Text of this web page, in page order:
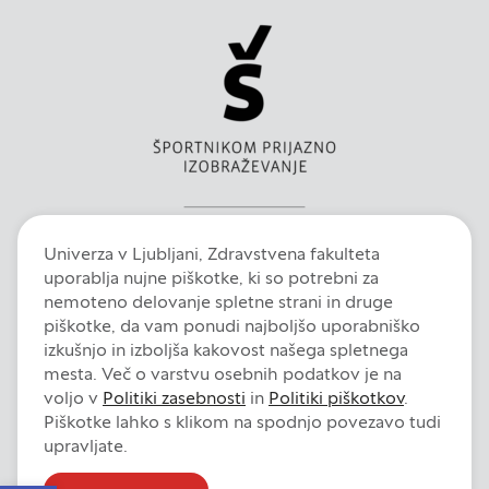
Intranet Dokumentni sistem
Univerza v Ljubljani, Zdravstvena fakulteta
uporablja nujne piškotke, ki so potrebni za
nemoteno delovanje spletne strani in druge
piškotke, da vam ponudi najboljšo uporabniško
izkušnjo in izboljša kakovost našega spletnega
mesta. Več o varstvu osebnih podatkov je na
voljo v Politiki zasebnosti in Politiki piškotkov.
Piškotke lahko s klikom na spodnjo povezavo tudi
upravljate.